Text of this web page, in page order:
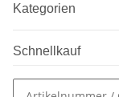
Kategorien
Schnellkauf